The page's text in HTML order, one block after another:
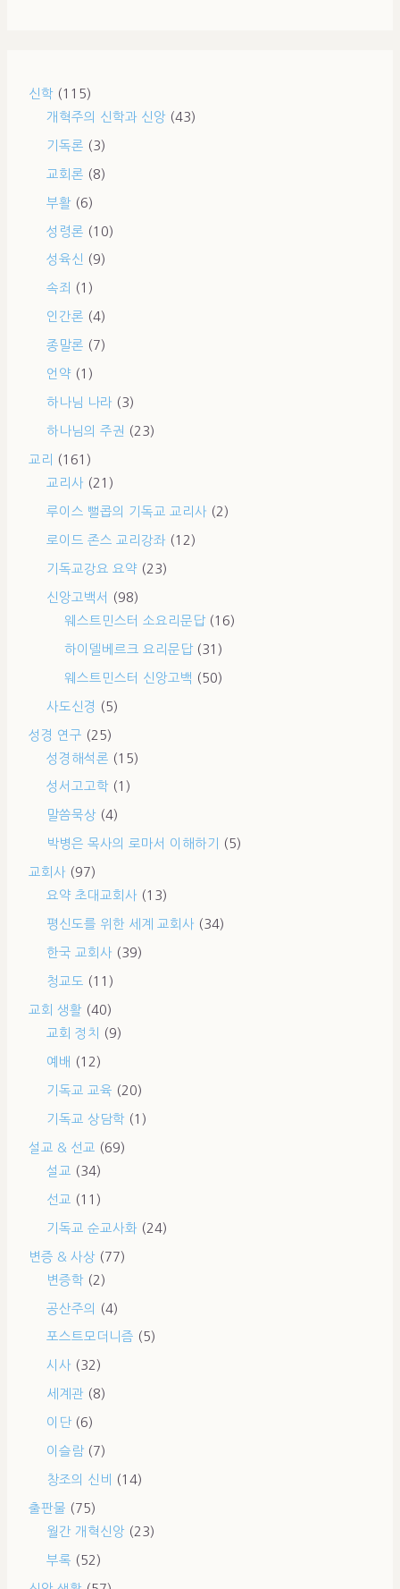
신학 (115)
개혁주의 신학과 신앙 (43)
기독론 (3)
교회론 (8)
부활 (6)
성령론 (10)
성육신 (9)
속죄 (1)
인간론 (4)
종말론 (7)
언약 (1)
하나님 나라 (3)
하나님의 주권 (23)
교리
(161)
교리사 (21)
루이스 뻘콥의 기독교 교리사 (2)
로이드 존스 교리강좌 (12)
기독교강요 요약 (23)
신앙고백서
(98)
웨스트민스터 소요리문답(16)
하이델베르크 요리문답(31)
웨스트민스터 신앙고백 (50)
사도신경 (5)
성경 연구 (25)
성경해석론 (15)
성서고고학 (1)
말씀묵상 (4)
박병은 목사의 로마서 이해하기 (5)
교회사 (97)
요약 초대교회사 (13)
평신도를 위한 세계 교회사 (34)
한국 교회사 (39)
청교도 (11)
교회 생활 (40)
교회 정치
(9)
예배 (12)
기독교 교육 (20)
기독교 상담학 (1)
설교 & 선교
(69)
설교
(34)
선교 (11)
기독교 순교사화 (24)
변증 & 사상 (77)
변증학 (2)
공산주의 (4)
포스트모더니즘 (5)
시사 (32)
세계관 (8)
이단 (6)
이슬람 (7)
창조의 신비 (14)
출판물 (75)
월간 개혁신앙 (23)
부록 (52)